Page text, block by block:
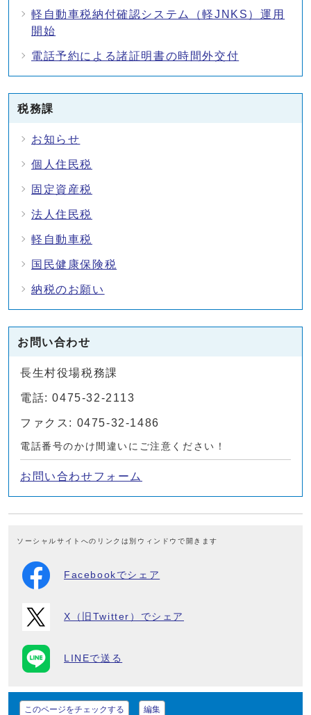
軽自動車税納付確認システム（軽JNKS）運用
開始
電話予約による諸証明書の時間外交付
税務課
お知らせ
個人住民税
固定資産税
法人住民税
軽自動車税
国民健康保険税
納税のお願い
お問い合わせ
長生村役場税務課
電話: 0475-32-2113
ファクス: 0475-32-1486
電話番号のかけ間違いにご注意ください！
お問い合わせフォーム
ソーシャルサイトへのリンクは別ウィンドウで開きます
Facebookでシェア
X（旧Twitter）でシェア
LINEで送る
このページをチェックする 編集